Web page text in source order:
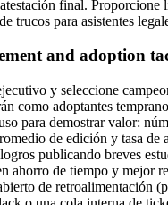
final. Proporcione
trucos para asistentes
and adoption
y seleccione
como adoptantes
para demostrar valor:
de edición y tasa de
publicando breves
ahorro de tiempo y mejor
de retroalimentación